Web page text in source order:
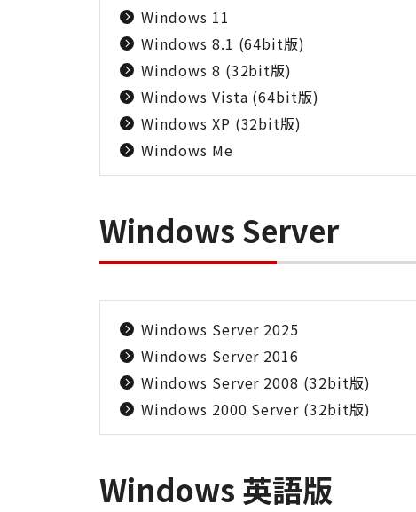
Windows 11
Windows 8.1 (64bit版)
Windows 8 (32bit版)
Windows Vista (64bit版)
Windows XP (32bit版)
Windows Me
Windows Server
Windows Server 2025
Windows Server 2016
Windows Server 2008 (32bit版)
Windows 2000 Server (32bit版)
Windows 英語版